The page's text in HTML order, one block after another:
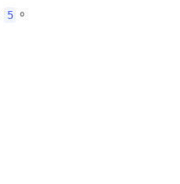
5 。